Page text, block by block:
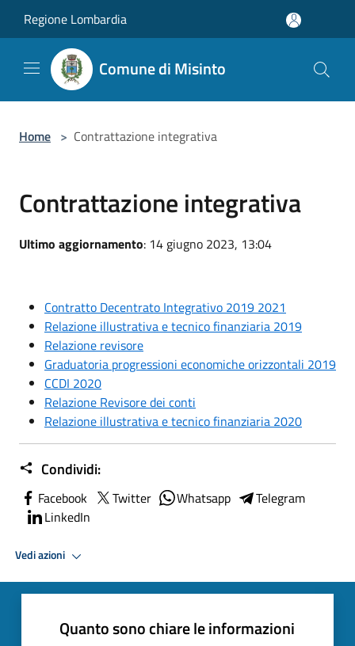
Regione Lombardia
Comune di Misinto
Home > Contrattazione integrativa
Contrattazione integrativa
Ultimo aggiornamento: 14 giugno 2023, 13:04
Contratto Decentrato Integrativo 2019 2021
Relazione illustrativa e tecnico finanziaria 2019
Relazione revisore
Graduatoria progressioni economiche orizzontali 2019
CCDI 2020
Relazione Revisore dei conti
Relazione illustrativa e tecnico finanziaria 2020
Condividi:
Facebook Twitter Whatsapp
Telegram
LinkedIn
Vedi azioni
Quanto sono chiare le informazioni